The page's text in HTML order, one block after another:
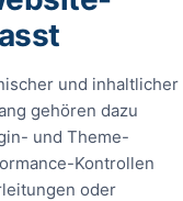
und inhaltlicher
gehören dazu
und Theme-
Kontrollen
oder